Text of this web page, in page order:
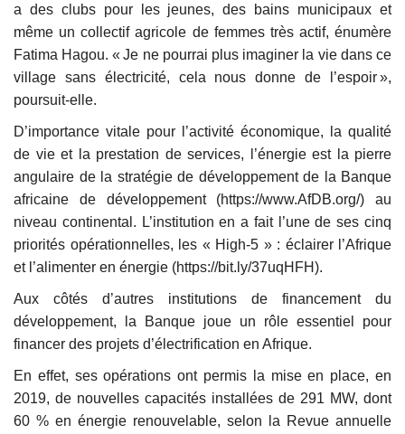
a des clubs pour les jeunes, des bains municipaux et
même un collectif agricole de femmes très actif, énumère
Fatima Hagou. « Je ne pourrai plus imaginer la vie dans ce
village sans électricité, cela nous donne de l’espoir »,
poursuit-elle.
D’importance vitale pour l’activité économique, la qualité
de vie et la prestation de services, l’énergie est la pierre
angulaire de la stratégie de développement de la Banque
africaine de développement (https://www.AfDB.org/) au
niveau continental. L’institution en a fait l’une de ses cinq
priorités opérationnelles, les « High-5 » : éclairer l’Afrique
et l’alimenter en énergie (https://bit.ly/37uqHFH).
Aux côtés d’autres institutions de financement du
développement, la Banque joue un rôle essentiel pour
financer des projets d’électrification en Afrique.
En effet, ses opérations ont permis la mise en place, en
2019, de nouvelles capacités installées de 291 MW, dont
60 % en énergie renouvelable, selon la Revue annuelle